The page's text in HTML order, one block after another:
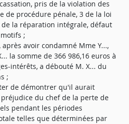
pris de la violation des
de procédure pénale, 3 de la loi
la réparation intégrale, défaut
;
avoir condamné Mme Y...,
la somme de 366 986,16 euros à
intérêts, a débouté M. X... du
;
de démontrer qu'il aurait
du chef de la perte de
pendant les périodes
telles que déterminées par